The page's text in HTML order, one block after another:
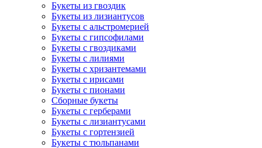
Букеты из гвоздик
Букеты из лизиантусов
Букеты с альстромерией
Букеты с гипсофилами
Букеты с гвоздиками
Букеты с лилиями
Букеты с хризантемами
Букеты с ирисами
Букеты с пионами
Сборные букеты
Букеты с герберами
Букеты с лизиантусами
Букеты с гортензией
Букеты с тюльпанами